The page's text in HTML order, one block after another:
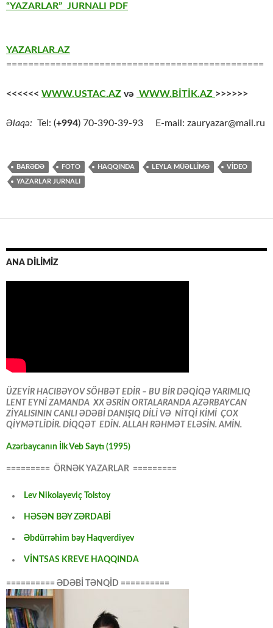
“YAZARLAR” JURNALI PDF
YAZARLAR.AZ
===============================================
<<<<<< WWW.USTAC.AZ və WWW.BİTİK.AZ >>>>>>
Əlaqə: Tel: (+994) 70-390-39-93 E-mail: zauryazar@mail.ru
BARƏDƏ FOTO HAQQINDA LEYLA MÜƏLLİMƏ VİDEO
YAZARLAR JURNALI
ANA DİLİMİZ
ÜZEYİR HACIBƏYOV SÖHBƏT EDİR – BU BİR DƏQİQƏ YARIMLIQ
LENT EYNİ ZAMANDA XX ƏSRİN ORTALARANDA AZƏRBAYCAN
ZİYALISININ CANLI ƏDƏBİ DANIŞIQ DİLİ VƏ NİTQİ KİMİ ÇOX
QİYMƏTLİDİR. DİQQƏT EDİN. ALLAH RƏHMƏT ELƏSİN. AMİN.
Azərbaycanın İlk Veb Saytı (1995)
========= ÖRNƏK YAZARLAR =========
Lev Nikolayeviç Tolstoy
HƏSƏN BƏY ZƏRDABİ
Əbdürrəhim bəy Haqverdiyev
VİNTSAS KREVE HAQQINDA
========== ƏDƏBİ TƏNQİD ==========